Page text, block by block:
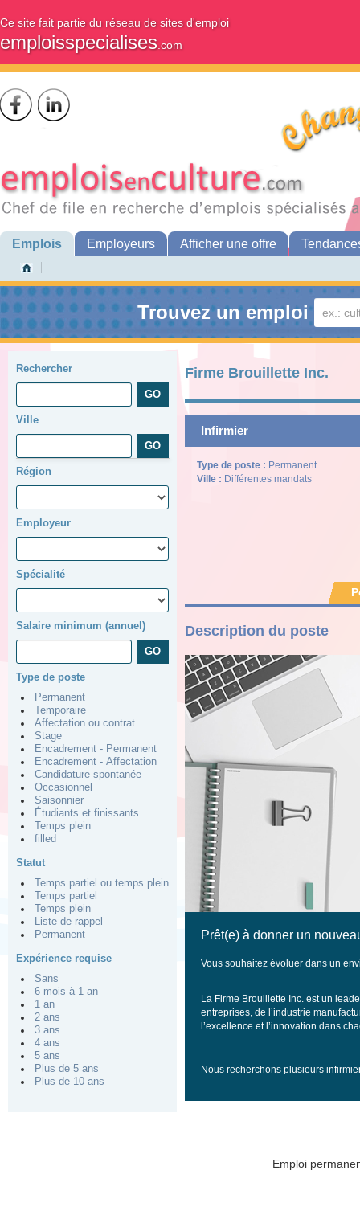
Ce site fait partie du réseau de sites d'emploi
emploisspecialises.com
Emplois Employeurs Afficher une offre
Trouvez un emploi
Rechercher
Ville
Région
Employeur
Spécialité
Salaire minimum (annuel)
Type de poste
Permanent
Temporaire
Affectation ou contrat
Stage
Encadrement - Permanent
Encadrement - Affectation
Candidature spontanée
Occasionnel
Saisonnier
Étudiants et finissants
Temps plein
filled
Statut
Temps partiel ou temps plein
Temps partiel
Temps plein
Liste de rappel
Permanent
Expérience requise
Sans
6 mois à 1 an
1 an
2 ans
3 ans
4 ans
5 ans
Plus de 5 ans
Plus de 10 ans
Firme Brouillette Inc.
Infirmier
Type de poste : Permanent
Ville : Différentes mandats
Description du poste
Prêt(e) à donner un
Vous souhaitez évoluer dans un
La Firme Brouillette Inc. est un
entreprises, de l’industrie
l’excellence et l’innovation dans
Nous recherchons plusieurs
Emploi